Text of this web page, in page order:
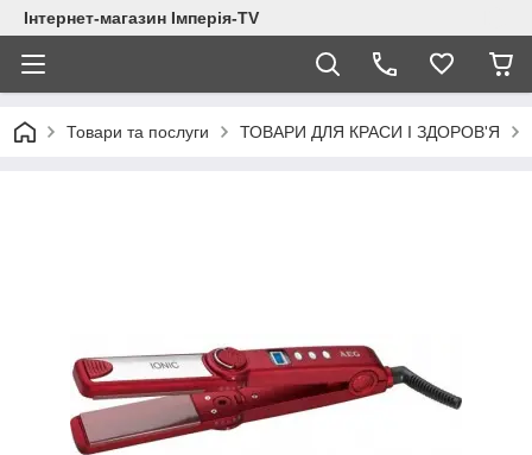
Інтернет-магазин Імперія-TV
Товари та послуги ТОВАРИ ДЛЯ КРАСИ І ЗДОРОВ'Я